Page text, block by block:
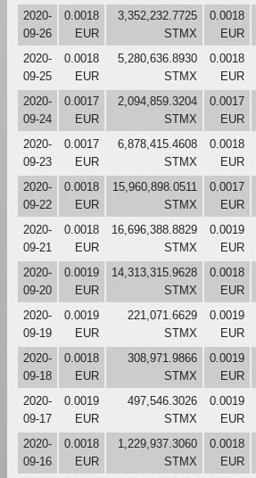
2020-
09-26
0.0018
EUR
3,352,232.7725
STMX
0.0018
EUR
2020-
09-25
0.0018
EUR
5,280,636.8930
STMX
0.0018
EUR
2020-
09-24
0.0017
EUR
2,094,859.3204
STMX
0.0017
EUR
2020-
09-23
0.0017
EUR
6,878,415.4608
STMX
0.0018
EUR
2020-
09-22
0.0018
EUR
15,960,898.0511
STMX
0.0017
EUR
2020-
09-21
0.0018
EUR
16,696,388.8829
STMX
0.0019
EUR
2020-
09-20
0.0019
EUR
14,313,315.9628
STMX
0.0018
EUR
2020-
09-19
0.0019
EUR
221,071.6629
STMX
0.0019
EUR
2020-
09-18
0.0018
EUR
308,971.9866
STMX
0.0019
EUR
2020-
09-17
0.0019
EUR
497,546.3026
STMX
0.0019
EUR
2020-
09-16
0.0018
EUR
1,229,937.3060
STMX
0.0018
EUR